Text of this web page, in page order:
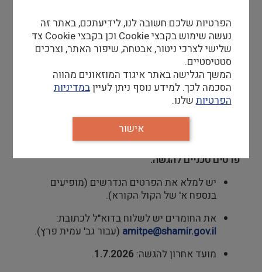
סדנאות ניידות, תערוכות נודדות או פעילויות יצירה
למאושפזים ולמשפחותיהם).
תנאי סף מרכזיים:
סטטוס עמותה / מלכ"ר רשום בישראל.
אישור ניהול תקין בתוקף.
ניסיון של שנתיים לפחות בפעילות
קהילתית/חברתית.
פרטים טכניים להגשה:
יש למלא את הפרטים הנדרשים (מופיעים
בנספח א' של הקול הקורא).
את החומרים יש לשלוח בדוא"ל לכתובת:
amitpe@shamir.gov.il (עבור גב' עמית פרץ).
מועד אחרון להגשה: 1.7.2026
.
הפרטיות שלכם חשובה לנו, לידיעתכם, באתר זה
נעשה שימוש בקבצי Cookie וכן בקבצי Cookie צד
שלישי לצרכי ניטור, אבטחה, שיפור האתר, וצרכים
סטטיסטיים.
המשך הגלישה באתר איגוד המוזאונים מהווה
הסכמה לכך. למידע נוסף ניתן לעייןבמדיניות
הפרטיותשלנו.
אישור